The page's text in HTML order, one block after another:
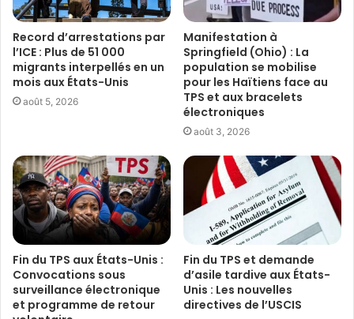
Record d’arrestations par
l’ICE : Plus de 51 000
migrants interpellés en un
mois aux États-Unis
août 5, 2026
Manifestation à
Springfield (Ohio) : La
population se mobilise
pour les Haïtiens face au
TPS et aux bracelets
électroniques
août 3, 2026
Fin du TPS aux États-Unis :
Convocations sous
surveillance électronique
et programme de retour
Fin du TPS et demande
d’asile tardive aux États-
Unis : Les nouvelles
directives de l’USCIS